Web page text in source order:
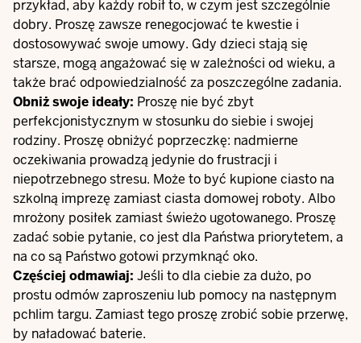
przykład, aby każdy robił to, w czym jest szczególnie
dobry. Proszę zawsze renegocjować te kwestie i
dostosowywać swoje umowy. Gdy dzieci stają się
starsze, mogą angażować się w zależności od wieku, a
także brać odpowiedzialność za poszczególne zadania.
Obniż swoje ideały: Proszę nie być zbyt
perfekcjonistycznym w stosunku do siebie i swojej
rodziny. Proszę obniżyć poprzeczkę: nadmierne
oczekiwania prowadzą jedynie do frustracji i
niepotrzebnego stresu. Może to być kupione ciasto na
szkolną imprezę zamiast ciasta domowej roboty. Albo
mrożony posiłek zamiast świeżo ugotowanego. Proszę
zadać sobie pytanie, co jest dla Państwa priorytetem, a
na co są Państwo gotowi przymknąć oko.
Częściej odmawiaj: Jeśli to dla ciebie za dużo, po
prostu odmów zaproszeniu lub pomocy na następnym
pchlim targu. Zamiast tego proszę zrobić sobie przerwę,
by naładować baterie.